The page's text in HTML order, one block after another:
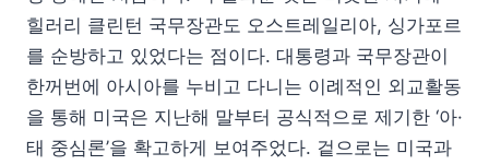
힐러리 클린턴 국무장관도 오스트레일리아, 싱가포르
를 순방하고 있었다는 점이다. 대통령과 국무장관이
한꺼번에 아시아를 누비고 다니는 이례적인 외교활동
을 통해 미국은 지난해 말부터 공식적으로 제기한 ‘아·
태 중심론’을 확고하게 보여주었다. 겉으로는 미국과